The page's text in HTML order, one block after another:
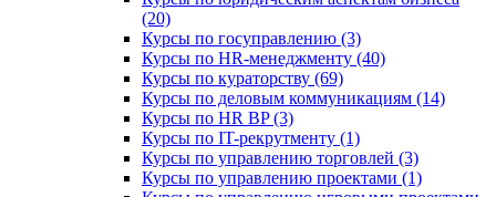
(20)
Курсы по госуправлению (3)
Курсы по HR-менеджменту (40)
Курсы по кураторству (69)
Курсы по деловым коммуникациям (14)
Курсы по HR BP (3)
Курсы по IT-рекрутменту (1)
Курсы по управлению торговлей (3)
Курсы по управлению проектами (1)